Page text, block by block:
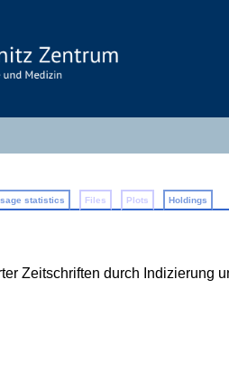
statistics Files Plots Holdings
Zeitschriften durch Indizierung